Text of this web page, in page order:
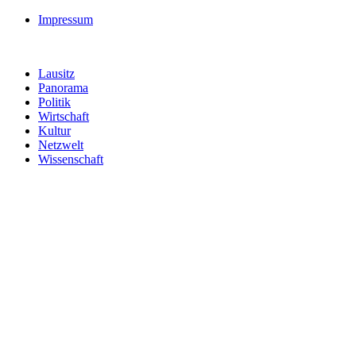
Impressum
Lausitz
Panorama
Politik
Wirtschaft
Kultur
Netzwelt
Wissenschaft